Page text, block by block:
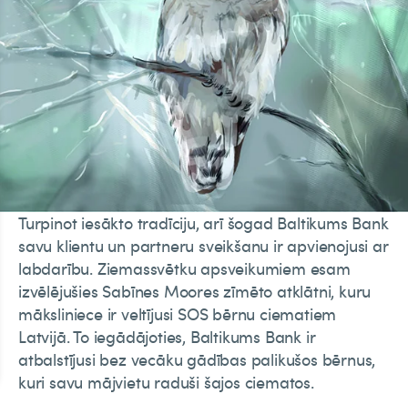
Turpinot iesākto tradīciju, arī šogad Baltikums Bank
savu klientu un partneru sveikšanu ir apvienojusi ar
labdarību. Ziemassvētku apsveikumiem esam
izvēlējušies Sabīnes Moores zīmēto atklātni, kuru
māksliniece ir veltījusi SOS bērnu ciematiem
Latvijā. To iegādājoties, Baltikums Bank ir
atbalstījusi bez vecāku gādības palikušos bērnus,
kuri savu mājvietu raduši šajos ciematos.